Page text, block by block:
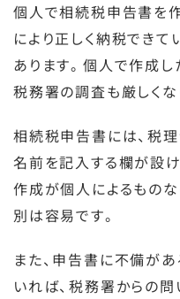
個人で相続税申告書を
により正しく納税でき
あります。個人で作成
税務署の調査も厳しくな
相続税申告書には、税
名前を記入する欄が設
作成が個人によるもの
別は容易です。
また、申告書に不備が
いれば、税務署からの